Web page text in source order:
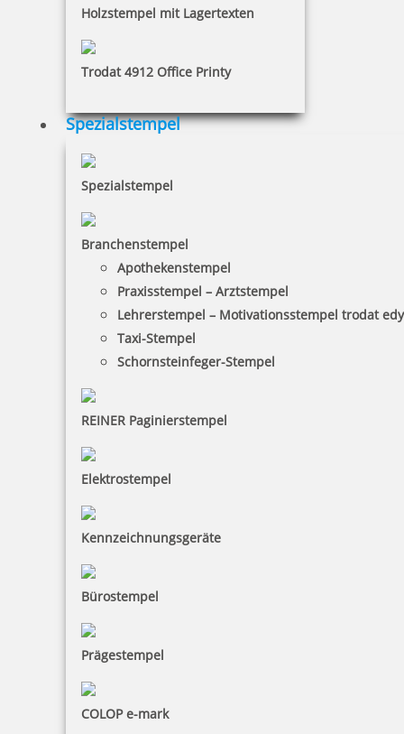
Holzstempel mit Lagertexten
Trodat 4912 Office Printy
Spezialstempel
Spezialstempel
Branchenstempel
Apothekenstempel
Praxisstempel – Arztstempel
Lehrerstempel – Motivationsstempel trodat
Taxi-Stempel
Schornsteinfeger-Stempel
REINER Paginierstempel
Elektrostempel
Kennzeichnungsgeräte
Bürostempel
Prägestempel
COLOP e-mark